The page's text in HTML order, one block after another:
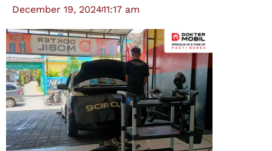
December 19, 202411:17 am